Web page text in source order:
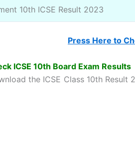
10th ICSE Result 2023
Press Here to
ICSE 10th Board Exam Results
the ICSE Class 10th